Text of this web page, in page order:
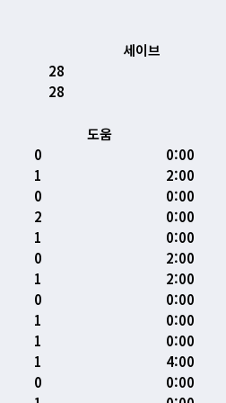
세이브
28
28
도움
0
0:00
1
2:00
0
0:00
2
0:00
1
0:00
0
2:00
1
2:00
0
0:00
1
0:00
1
0:00
1
4:00
0
0:00